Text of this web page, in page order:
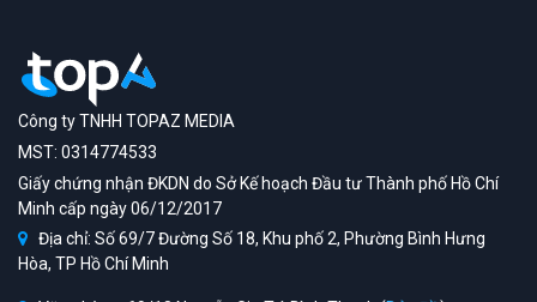
Công ty TNHH TOPAZ MEDIA
MST: 0314774533
Giấy chứng nhận ĐKDN do Sở Kế hoạch Đầu tư Thành phố Hồ Chí
Minh cấp ngày 06/12/2017
Địa chỉ: Số 69/7 Đường Số 18, Khu phố 2, Phường Bình Hưng
Hòa, TP Hồ Chí Minh